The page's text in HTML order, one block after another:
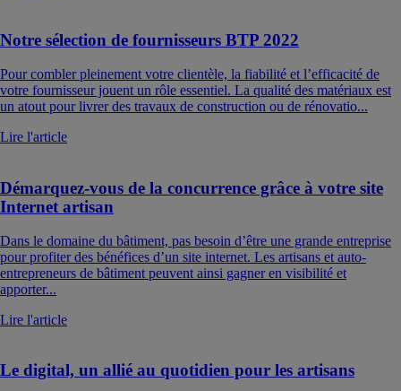
Notre sélection de fournisseurs BTP 2022
Pour combler pleinement votre clientèle, la fiabilité et l’efficacité de
votre fournisseur jouent un rôle essentiel. La qualité des matériaux est
un atout pour livrer des travaux de construction ou de rénovatio...
Lire l'article
Démarquez-vous de la concurrence grâce à votre site
Internet artisan
Dans le domaine du bâtiment, pas besoin d’être une grande entreprise
pour profiter des bénéfices d’un site internet. Les artisans et auto-
entrepreneurs de bâtiment peuvent ainsi gagner en visibilité et
apporter...
Lire l'article
Le digital, un allié au quotidien pour les artisans